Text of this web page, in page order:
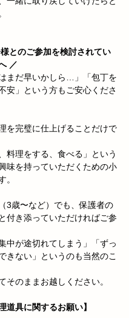
とのご参加を検討されてい
／
まだ早いかしら…」「包丁を
安」という方もご安心くださ
を完璧に仕上げることだけで
料理をする、食べる」という
味を持っていただくための小
。
3歳〜など）でも、保護者の
付き添っていただければご参
中が途切れてしまう」「ずっ
きない」というのも当然のこ
そのままお越しください。
道具に関するお願い】